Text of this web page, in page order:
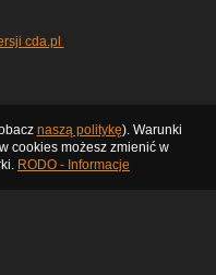
cda.pl
naszą politykę). Warunki
cookies możesz zmienić w
RODO - Informacje